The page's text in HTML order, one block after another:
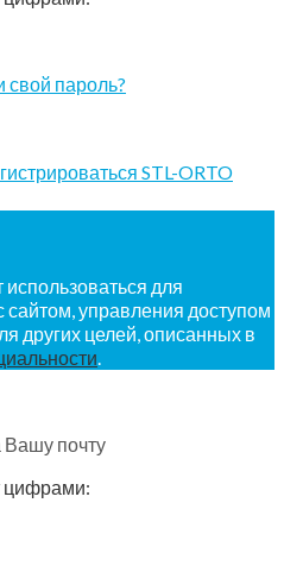
пароль?
STL-ORTO
для
управления доступом
других целей, описанных в
.
Вашу почту
цифрами: